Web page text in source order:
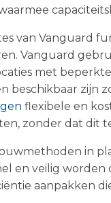
van Vanguard
Vanguard
met
beschikbaar zijn
flexibele en
zonder dat dit
in
en veilig
aanpakken